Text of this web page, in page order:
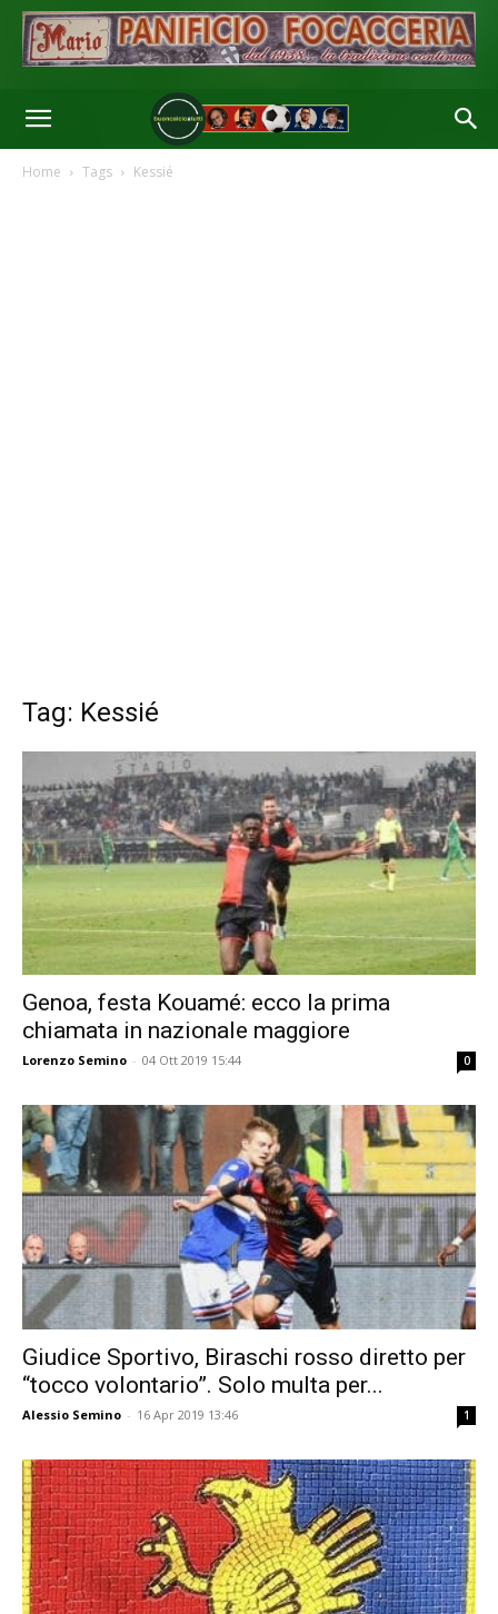
Home Tags Kessié
Tag: Kessié
Genoa, festa Kouamé: ecco la prima
chiamata in nazionale maggiore
Lorenzo Semino - 04 Ott 2019 15:44 0
Giudice Sportivo, Biraschi rosso diretto per
“tocco volontario”. Solo multa per...
Alessio Semino - 16 Apr 2019 13:46 1